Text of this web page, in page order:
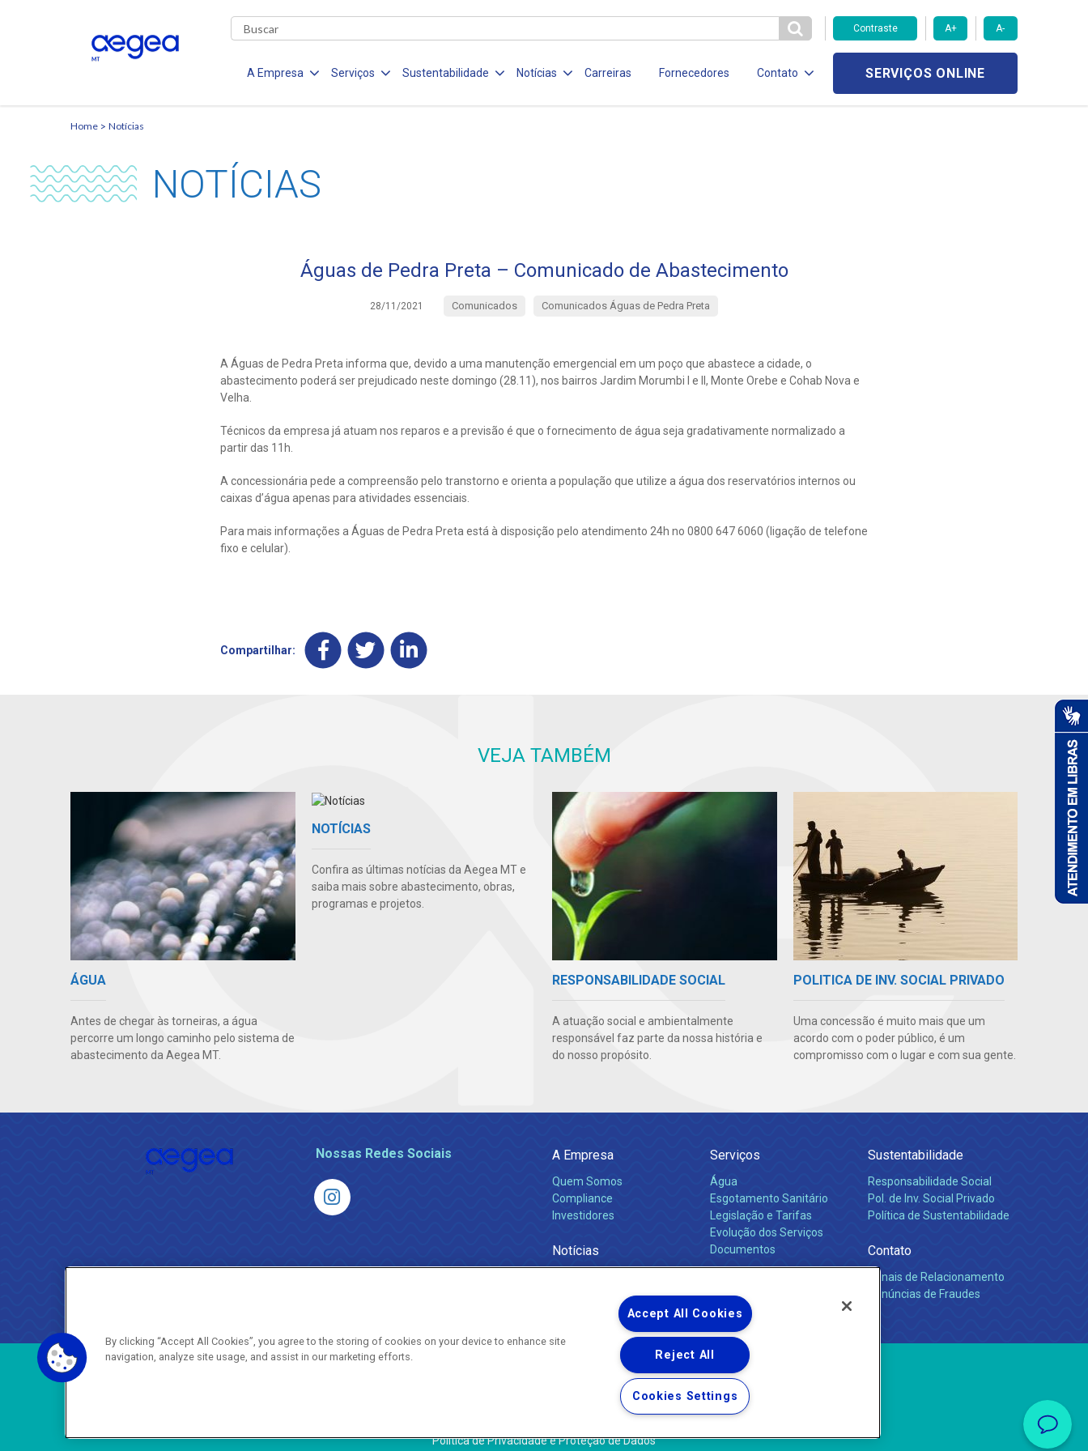
Contraste A+ A-
A Empresa Serviços Sustentabilidade Notícias Carreiras Fornecedores Contato SERVIÇOS ONLINE
Home Notícias
NOTÍCIAS
Águas de Pedra Preta – Comunicado de Abastecimento
28/11/2021 Comunicados Comunicados Águas de Pedra Preta
A Águas de Pedra Preta informa que, devido a uma manutenção emergencial em um poço que abastece a cidade, o
abastecimento poderá ser prejudicado neste domingo (28.11), nos bairros Jardim Morumbi I e II, Monte Orebe e Cohab Nova e
Velha.
Técnicos da empresa já atuam nos reparos e a previsão é que o fornecimento de água seja gradativamente normalizado a
partir das 11h.
A concessionária pede a compreensão pelo transtorno e orienta a população que utilize a água dos reservatórios internos ou
caixas d’água apenas para atividades essenciais.
Para mais informações a Águas de Pedra Preta está à disposição pelo atendimento 24h no 0800 647 6060 (ligação de telefone
fixo e celular).
Compartilhar:
VEJA TAMBÉM
ÁGUA
Antes de chegar às torneiras, a água
percorre um longo caminho pelo sistema de
abastecimento da Aegea MT.
NOTÍCIAS
Confira as últimas notícias da Aegea MT e
saiba mais sobre abastecimento, obras,
programas e projetos.
RESPONSABILIDADE SOCIAL
A atuação social e ambientalmente
responsável faz parte da nossa história e
do nosso propósito.
POLITICA DE INV. SOCIAL PRIVADO
Uma concessão é muito mais que um
acordo com o poder público, é um
compromisso com o lugar e com sua gente.
Nossas Redes Sociais A Empresa
Quem Somos
Compliance
Investidores
Notícias
Serviços
Água
Esgotamento Sanitário
Legislação e Tarifas
Evolução dos Serviços
Documentos
Sustentabilidade
Responsabilidade Social
Pol. de Inv. Social Privado
Política de Sustentabilidade
Contato
Canais de Relacionamento
Denúncias de Fraudes
Copyright ® 2026 - Todos os Direitos Reservados.
Política de Privacidade e Proteção de Dados
By clicking “Accept All Cookies”, you agree to the storing of cookies on your device to enhance site
navigation, analyze site usage, and assist in our marketing efforts.
Accept All Cookies
Reject All
Cookies Settings